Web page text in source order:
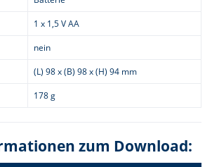
1 x 1,5 V AA
nein
(L) 98 x (B) 98 x (H) 94 mm
178 g
zum Download: